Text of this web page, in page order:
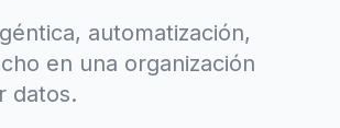
automatización,
en una organización
datos.